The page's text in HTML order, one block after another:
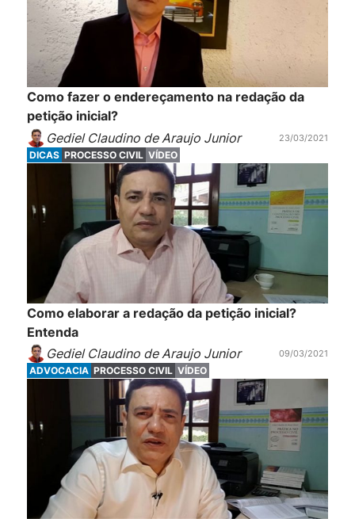
Como fazer o endereçamento na redação da
petição inicial?
Gediel Claudino de Araujo Junior
23/03/2021
DICAS PROCESSO CIVIL VÍDEO
Como elaborar a redação da petição inicial?
Entenda
Gediel Claudino de Araujo Junior
09/03/2021
ADVOCACIA PROCESSO CIVIL VÍDEO